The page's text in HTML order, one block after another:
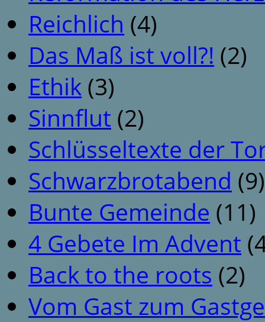
Reichlich (4)
Das Maß ist voll?! (2)
Ethik (3)
Sinnflut (2)
Schlüsseltexte der
Schwarzbrotabend (9)
Bunte Gemeinde (11)
4 Gebete Im Advent
Back to the roots (2)
Vom Gast zum